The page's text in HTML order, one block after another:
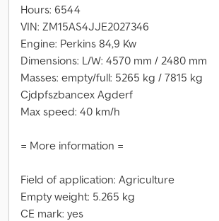
Hours: 6544
VIN: ZM15AS4JJE2027346
Engine: Perkins 84,9 Kw
Dimensions: L/W: 4570 mm / 2480 mm
Masses: empty/full: 5265 kg / 7815 kg
Cjdpfszbancex Agderf
Max speed: 40 km/h
= More information =
Field of application: Agriculture
Empty weight: 5.265 kg
CE mark: yes